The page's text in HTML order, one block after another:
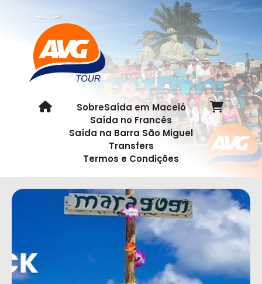
SobreSaída em Maceió
Saída no Francês
Saída na Barra São Miguel
Transfers
Termos e Condições